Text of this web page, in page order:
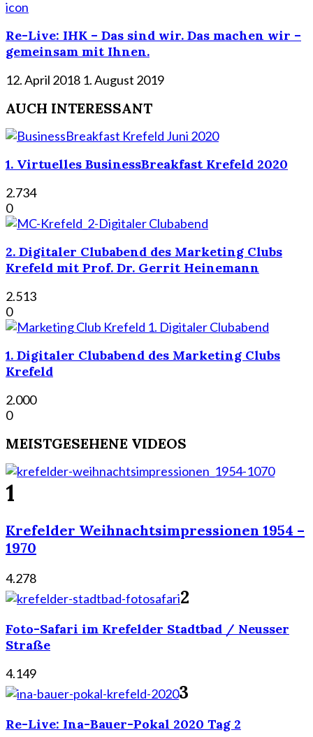
icon
Re-Live: IHK – Das sind wir. Das machen wir –
gemeinsam mit Ihnen.
12. April 2018 1. August 2019
AUCH INTERESSANT
1. Virtuelles BusinessBreakfast Krefeld 2020
2.734
0
2. Digitaler Clubabend des Marketing Clubs
Krefeld mit Prof. Dr. Gerrit Heinemann
2.513
0
1. Digitaler Clubabend des Marketing Clubs
Krefeld
2.000
0
MEISTGESEHENE VIDEOS
1
Krefelder Weihnachtsimpressionen 1954 –
1970
4.278
2
Foto-Safari im Krefelder Stadtbad / Neusser
Straße
4.149
3
Re-Live: Ina-Bauer-Pokal 2020 Tag 2